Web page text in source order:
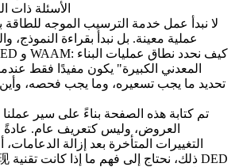
الأسئلة ذات
في Neway، لا نبدأ عمل خدمة الترسيب الموجه للطاقة
عملية معينة. بل نبدأ بقراءة
المعدني الكبيرة" يكون مفيدًا فقط
تحديد ما يجب تسعيره، وما يجب فحصه، وأين
تم كتابة هذه الصفحة بناءً على سير
العروض، وليس كتعريف عام. عادةً
التغييرات المتأخرة بعد إزالة الدعامات،